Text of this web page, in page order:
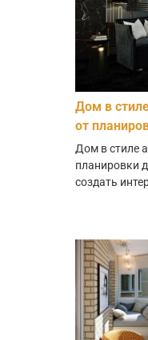
Дом в
от
Дом в стиле
планировки
создать